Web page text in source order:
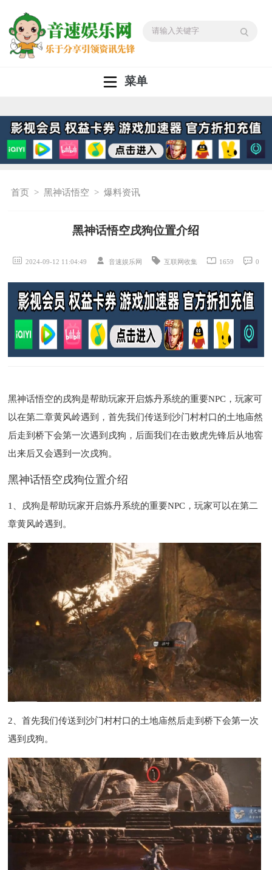
菜单
首页 >黑神话悟空 >爆料资讯
黑神话悟空戌狗位置介绍
2024-09-12 11:04:49 音速娱乐网 互联网收集 1659 0
黑神话悟空的戌狗是帮助玩家开启炼丹系统的重要NPC，玩家可
以在第二章黄风岭遇到，首先我们传送到沙门村村口的土地庙然
后走到桥下会第一次遇到戌狗，后面我们在击败虎先锋后从地窖
出来后又会遇到一次戌狗。
黑神话悟空戌狗位置介绍
1、戌狗是帮助玩家开启炼丹系统的重要NPC，玩家可以在第二
章黄风岭遇到。
2、首先我们传送到沙门村村口的土地庙然后走到桥下会第一次
遇到戌狗。